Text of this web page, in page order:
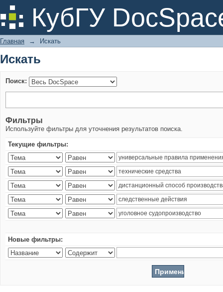
КубГУ
Искать
Главная → Искать
Искать
Поиск:
Фильтры
Используйте фильтры для уточнения результатов поиска.
Текущие фильтры:
Новые фильтры: